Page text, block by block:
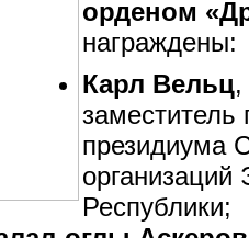
орденом
награждены:
Карл Вельц
заместитель
президиума
организаций
Республики;